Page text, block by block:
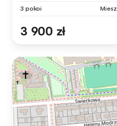
3 pokoi
3 900 zł